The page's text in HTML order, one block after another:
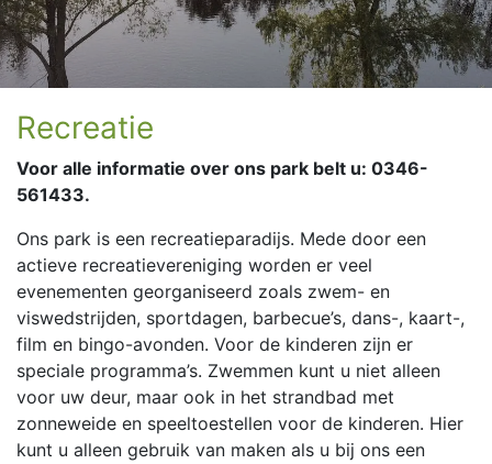
Recreatie
Voor alle informatie over ons park belt u: 0346-
561433.
Ons park is een recreatieparadijs. Mede door een
actieve recreatievereniging worden er veel
evenementen georganiseerd zoals zwem- en
viswedstrijden, sportdagen, barbecue’s, dans-, kaart-,
film en bingo-avonden. Voor de kinderen zijn er
speciale programma’s. Zwemmen kunt u niet alleen
voor uw deur, maar ook in het strandbad met
zonneweide en speeltoestellen voor de kinderen. Hier
kunt u alleen gebruik van maken als u bij ons een